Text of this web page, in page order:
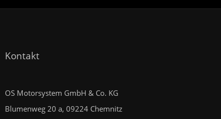
Kontakt
OS Motorsystem GmbH & Co. KG
Blumenweg 20 a, 09224 Chemnitz